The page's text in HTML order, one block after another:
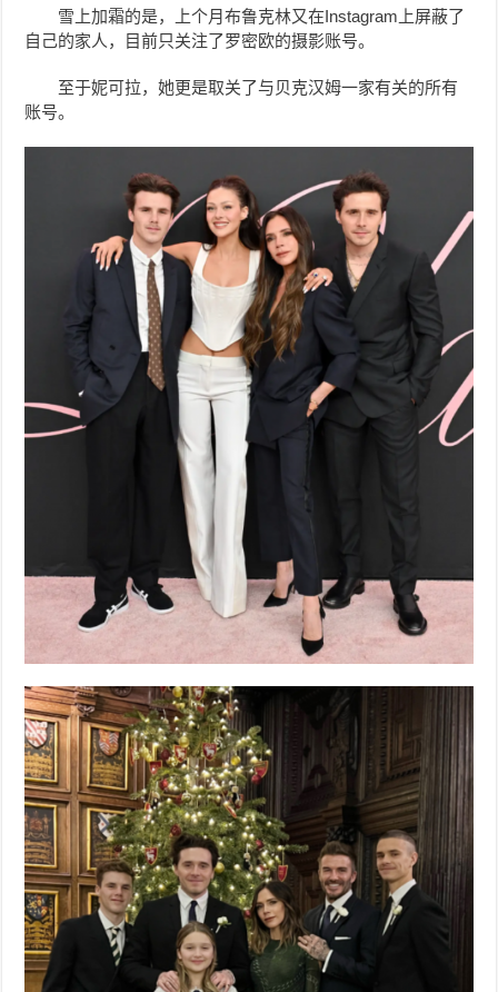
雪上加霜的是，上个月布鲁克林又在Instagram上屏蔽了
自己的家人，目前只关注了罗密欧的摄影账号。
至于妮可拉，她更是取关了与贝克汉姆一家有关的所有
账号。